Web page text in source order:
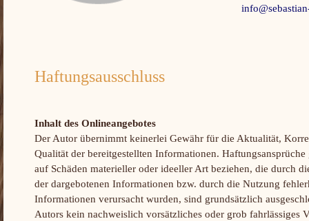
Haftungsausschluss
Inhalt des Onlineangebotes
Der Autor übernimmt keinerlei Gewähr für die Aktualität,
Qualität der bereitgestellten Informationen.
auf Schäden materieller oder ideeller Art beziehen, die durch
der dargebotenen Informationen bzw. durch die Nutzung
Informationen verursacht wurden, sind grundsätzlich
Autors kein nachweislich vorsätzliches oder grob fahrlässiges